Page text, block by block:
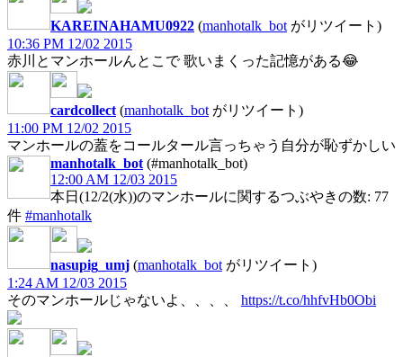
KAREINAHAMU0922 (manhotalk_bot がリツイート)
10:36 PM 12/02 2015
赤川とマンホールんとこで 歌いまくった記憶がある😂
cardcollect (manhotalk_bot がリツイート)
11:00 PM 12/02 2015
マンホールの蓋をコールタール言っちゃう自分が恥ずかしい
manhotalk_bot (#manhotalk_bot)
12:00 AM 12/03 2015
本日(12/2(水))のマンホールに関するつぶやきの数: 77
件 #manhotalk
nasupig_umj (manhotalk_bot がリツイート)
1:24 AM 12/03 2015
そのマンホールじゃないよ、、、、 https://t.co/hhfvHb0Obi